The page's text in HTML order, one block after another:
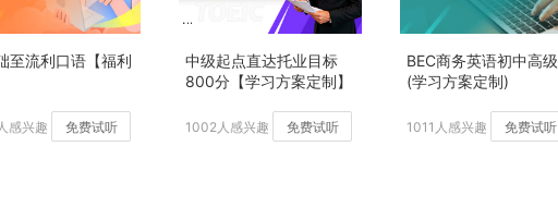
至流利口语【福利
感兴趣 免费试听
中级起点直达托业目标
800分【学习方案定制】
1002人感兴趣 免费试听
BEC商务英语初中高级
(学习方案定制)
1011人感兴趣 免费试听